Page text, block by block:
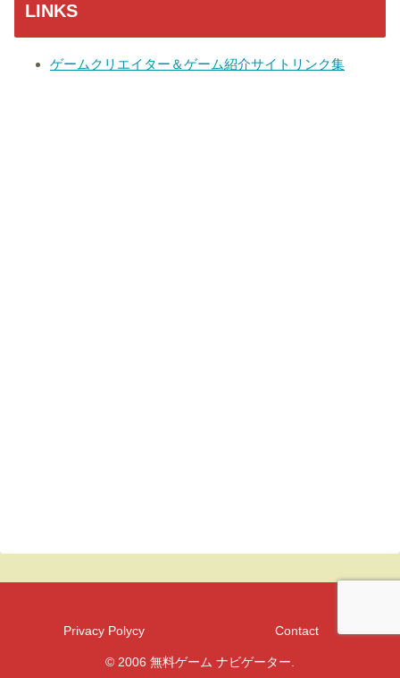
LINKS
ゲームクリエイター＆ゲーム紹介サイトリンク集
Privacy Polycy Contact
© 2006 無料ゲーム ナビゲーター.